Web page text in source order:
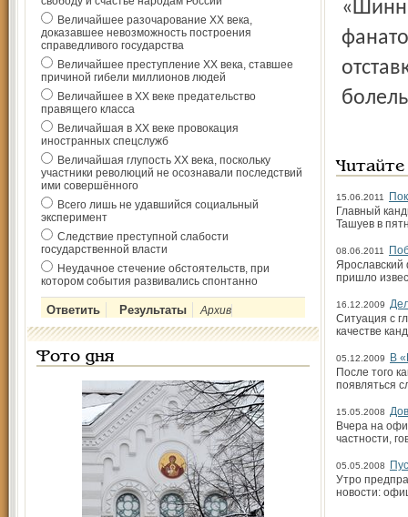
Величайшее разочарование ХХ века,
доказавшее невозможность построения
справедливого государства
Величайшее преступление ХХ века, ставшее
причиной гибели миллионов людей
Величайшее в ХХ веке предательство
правящего класса
Величайшая в ХХ веке провокация
иностранных спецслужб
Величайшая глупость ХХ века, поскольку
участники революций не осознавали последствий
ими совершённого
Всего лишь не удавшийся социальный
эксперимент
Следствие преступной слабости
государственной власти
Неудачное стечение обстоятельств, при
котором события развивались спонтанно
Архив
Фото дня
15.06.2011
Главный
Ташуев в
08.06.2011
Ярославский
пришло
16.12.2009
Ситуация с
качестве
05.12.2009
В
После того
появляться
15.05.2008
Вчера на
частности,
05.05.2008
Утро
новости: